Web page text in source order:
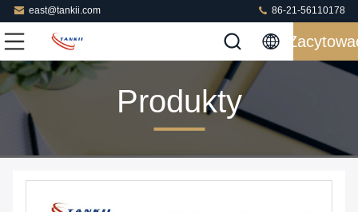
east@tankii.com 86-21-56110178
Produkty